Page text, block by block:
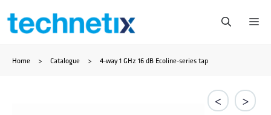
Zum
springen
Home > Catalogue > 4-way 1 GHz 16 dB Ecoline-series tap
< >